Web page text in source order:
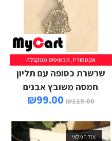
הוספה לסל
אקססוריז, תכשיטים מהקבלה
שרשרת כסופה עם תליון
חמסה משובץ אבנים
₪119.00
₪99.00
אזל המלאי